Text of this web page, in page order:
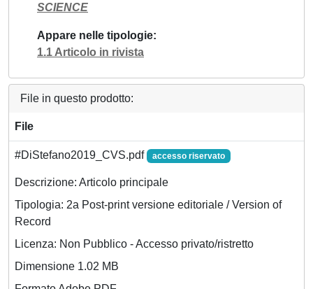
SCIENCE
Appare nelle tipologie
1.1 Articolo in rivista
File in questo prodotto:
File
#DiStefano2019_CVS.pdf accesso riservato
Descrizione: Articolo principale
Tipologia: 2a Post-print versione editoriale / Version of
Record
Licenza: Non Pubblico - Accesso privato/ristretto
Dimensione 1.02 MB